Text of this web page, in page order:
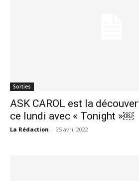
Sorties
ASK CAROL est la
ce lundi avec « Tonight »￼
La Rédaction - 25 avril 2022